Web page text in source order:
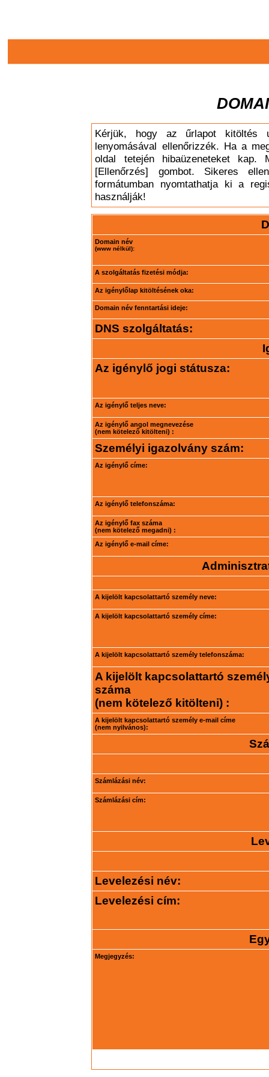
Kérjük, hogy az űrlapot kitöltés
lenyomásával ellenőrizzék. Ha a
oldal tetején hibaüzeneteket
[Ellenőrzés] gombot. Sikeres
formátumban nyomtathatja ki a
használják!
Domain név
(www nélkül):
A szolgáltatás fizetési módja:
Az igénylőlap kitöltésének oka:
Domain név fenntartási ideje:
DNS szolgáltatás:
Az igénylő jogi státusza:
Az igénylő teljes neve:
Az igénylő angol megnevezése
(nem kötelező kitölteni) :
Személyi igazolvány szám:
Az igénylő címe:
Az igénylő telefonszáma:
Az igénylő fax száma
(nem kötelező megadni) :
Az igénylő e-mail címe:
A kijelölt kapcsolattartó személy neve:
A kijelölt kapcsolattartó személy címe:
A kijelölt kapcsolattartó személy telefonszáma:
A kijelölt kapcsolattartó
száma
(nem kötelező kitölteni) :
A kijelölt kapcsolattartó személy e-mail címe
(nem nyilvános):
Számlázási név:
Számlázási cím:
Levelezési név:
Levelezési cím:
Megjegyzés: